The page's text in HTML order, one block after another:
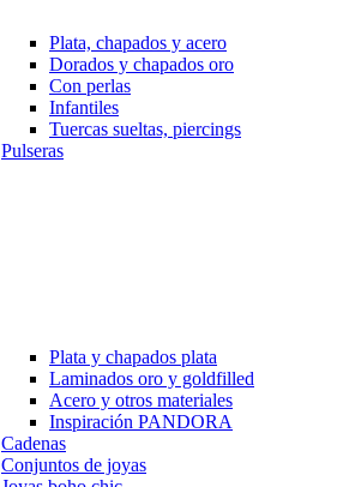
Plata, chapados y acero
Dorados y chapados oro
Con perlas
Infantiles
Tuercas sueltas, piercings
Pulseras
Plata y chapados plata
Laminados oro y goldfilled
Acero y otros materiales
Inspiración PANDORA
Cadenas
Conjuntos de joyas